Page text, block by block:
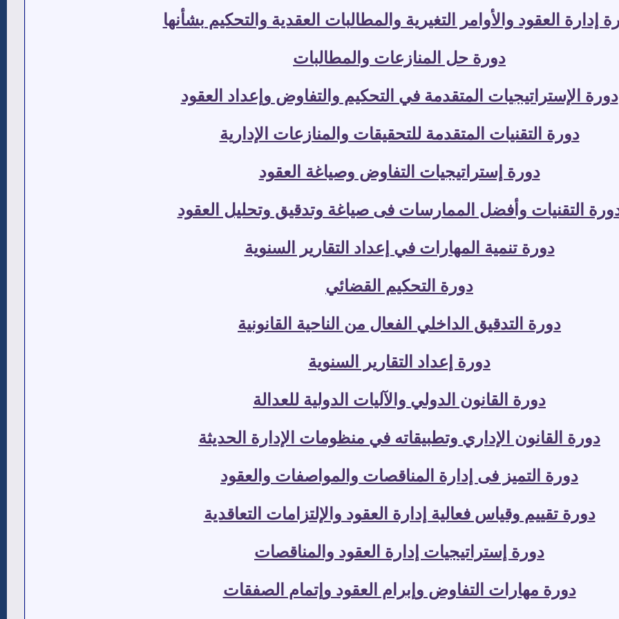
إدارة العقود والأوامر التغيرية والمطالبات العقدية والتحكيم بشأنها
دورة حل المنازعات والمطالبات
دورة الإستراتيجيات المتقدمة في التحكيم والتفاوض وإعداد العقود
دورة التقنيات المتقدمة للتحقيقات والمنازعات الإدارية
دورة إستراتيجيات التفاوض وصياغة العقود
التقنيات وأفضل الممارسات فى صياغة وتدقيق وتحليل العقود
دورة تنمية المهارات في إعداد التقارير السنوية
دورة التحكيم القضائي
دورة التدقيق الداخلي الفعال من الناحية القانونية
دورة إعداد التقارير السنوية
دورة القانون الدولي والآليات الدولية للعدالة
دورة القانون الإداري وتطبيقاته في منظومات الإدارة الحديثة
دورة التميز فى إدارة المناقصات والمواصفات والعقود
دورة تقييم وقياس فعالية إدارة العقود والإلتزامات التعاقدية
دورة إستراتيجيات إدارة العقود والمناقصات
دورة مهارات التفاوض وإبرام العقود وإتمام الصفقات